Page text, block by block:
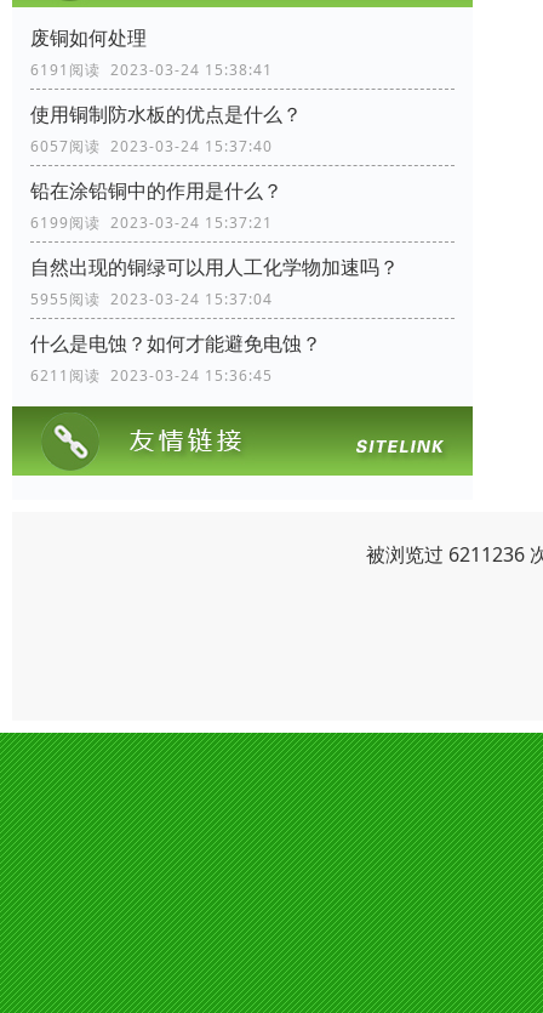
废铜如何处理
6191阅读 2023-03-24 15:38:41
使用铜制防水板的优点是什么？
6057阅读 2023-03-24 15:37:40
铅在涂铅铜中的作用是什么？
6199阅读 2023-03-24 15:37:21
自然出现的铜绿可以用人工化学物加速吗？
5955阅读 2023-03-24 15:37:04
什么是电蚀？如何才能避免电蚀？
6211阅读 2023-03-24 15:36:45
被浏览过 6211236